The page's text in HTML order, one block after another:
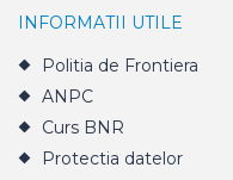
INFORMATII UTILE
Politia de Frontiera
ANPC
Curs BNR
Protectia datelor